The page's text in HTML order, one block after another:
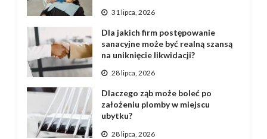
31 lipca, 2026
Dla jakich firm postępowanie
sanacyjne może być realną szansą
na uniknięcie likwidacji?
28 lipca, 2026
Dlaczego ząb może boleć po
założeniu plomby w miejscu
ubytku?
28 lipca, 2026